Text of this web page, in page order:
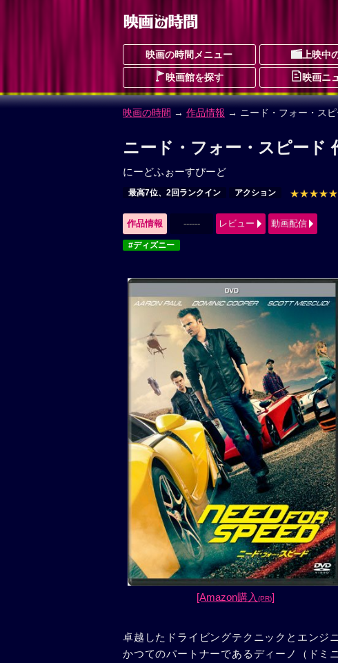
映画の時間メニュー 上映中
映画館を探す 映画ニ
映画の時間 → 作品情報 → ニード・フォー・スピ
ニード・フォー・スピード
にーどふぉーすぴーど
最高7位、2回ランクイン アクション ★★★★★
作品情報 ------ レビュー 動画配信
#ディズニー
[Amazon購入(PR)]
卓越したドライビングテクニックとエンジ
かつてのパートナーであるディーノ（ドミ